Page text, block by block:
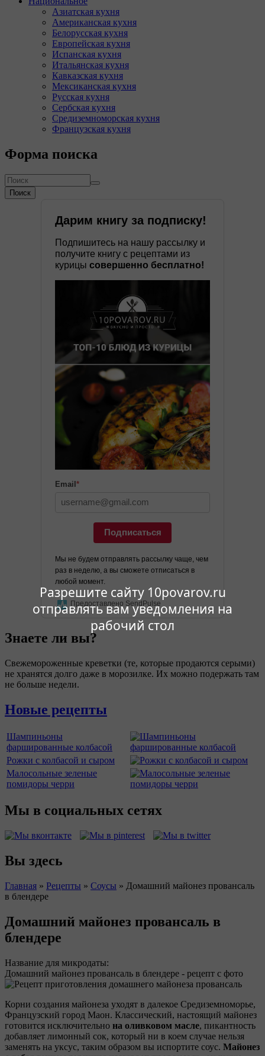
Разрешите сайту 10povarov.ru
отправлять вам уведомления на
рабочий стол
Азиатская кухня
Американская кухня
Белорусская кухня
Европейская кухня
Испанская кухня
Итальянская кухня
Кавказская кухня
Мексиканская кухня
Русская кухня
Сербская кухня
Средиземноморская кухня
Французская кухня
Форма поиска
Поиск
Дарим книгу за подписку!
Подпишитесь на нашу рассылку и
получите книгу с рецептами из
курицы совершенно бесплатно!
Email *
Подписаться
Мы не будем отправлять рассылку чаще, чем
раз в неделю, а вы сможете отписаться в
любой момент.
Предоставлено SendPulse
Знаете ли вы?
Свежемороженные креветки (те, которые продаются серыми)
не хранятся долго даже в морозилке. Их можно подержать там
не больше недели.
Новые рецепты
Шампиньоны
фаршированные колбасой
Рожки с колбасой и сыром
Малосольные зеленые
помидоры черри
Мы в социальных сетях
Вы здесь
Главная » Рецепты » Соусы » Домашний майонез провансаль
в блендере
Домашний майонез провансаль в
блендере
Название для микродаты:
Домашний майонез провансаль в блендере - рецепт с фото
Корни создания майонеза уходят в далекое Средиземноморье,
Французский город Маон. Классический, настоящий майонез
готовится исключительно на оливковом масле, пикантность
добавляет лимонный сок, который ни в коем случае нельзя
заменять на уксус, таким образом вы испортите соус. Майонез